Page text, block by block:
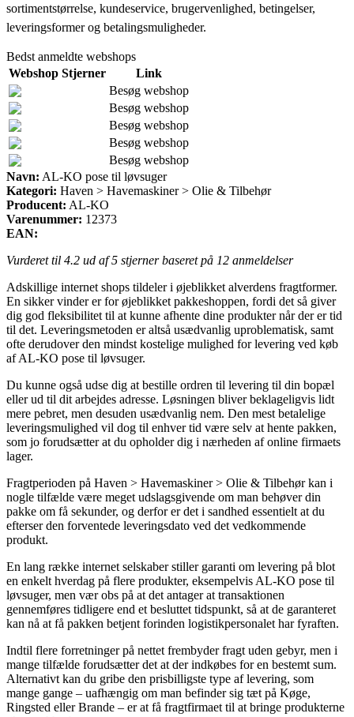
sortimentstørrelse, kundeservice, brugervenlighed, betingelser,
leveringsformer og betalingsmuligheder.
Bedst anmeldte webshops
Webshop Stjerner
Link
Besøg webshop
Besøg webshop
Besøg webshop
Besøg webshop
Besøg webshop
Navn: AL-KO pose til løvsuger
Kategori: Haven > Havemaskiner > Olie & Tilbehør
Producent: AL-KO
Varenummer: 12373
EAN:
Vurderet til 4.2 ud af 5 stjerner baseret på 12 anmeldelser
Adskillige internet shops tildeler i øjeblikket alverdens fragtformer.
En sikker vinder er for øjeblikket pakkeshoppen, fordi det så giver
dig god fleksibilitet til at kunne afhente dine produkter når der er tid
til det. Leveringsmetoden er altså usædvanlig uproblematisk, samt
ofte derudover den mindst kostelige mulighed for levering ved køb
af AL-KO pose til løvsuger.
Du kunne også udse dig at bestille ordren til levering til din bopæl
eller ud til dit arbejdes adresse. Løsningen bliver beklageligvis lidt
mere pebret, men desuden usædvanlig nem. Den mest betalelige
leveringsmulighed vil dog til enhver tid være selv at hente pakken,
som jo forudsætter at du opholder dig i nærheden af online firmaets
lager.
Fragtperioden på Haven > Havemaskiner > Olie & Tilbehør kan i
nogle tilfælde være meget udslagsgivende om man behøver din
pakke om få sekunder, og derfor er det i sandhed essentielt at du
efterser den forventede leveringsdato ved det vedkommende
produkt.
En lang række internet selskaber stiller garanti om levering på blot
en enkelt hverdag på flere produkter, eksempelvis AL-KO pose til
løvsuger, men vær obs på at det antager at transaktionen
gennemføres tidligere end et besluttet tidspunkt, så at de garanteret
kan nå at få pakken betjent forinden logistikpersonalet har fyraften.
Indtil flere forretninger på nettet frembyder fragt uden gebyr, men i
mange tilfælde forudsætter det at der indkøbes for en bestemt sum.
Alternativt kan du gribe den prisbilligste type af levering, som
mange gange – uafhængig om man befinder sig tæt på Køge,
Ringsted eller Brande – er at få fragtfirmaet til at bringe produkterne